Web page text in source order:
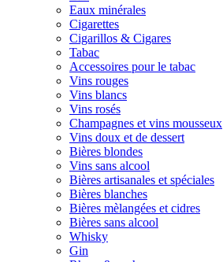
Eaux minérales
Cigarettes
Cigarillos & Cigares
Tabac
Accessoires pour le tabac
Vins rouges
Vins blancs
Vins rosés
Champagnes et vins mousseux
Vins doux et de dessert
Bières blondes
Vins sans alcool
Bières artisanales et spéciales
Bières blanches
Bières mèlangées et cidres
Bières sans alcool
Whisky
Gin